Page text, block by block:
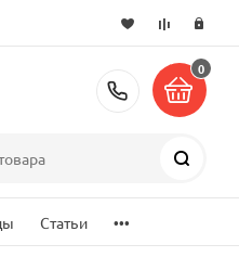
+7 (495)
0
Статьи ...